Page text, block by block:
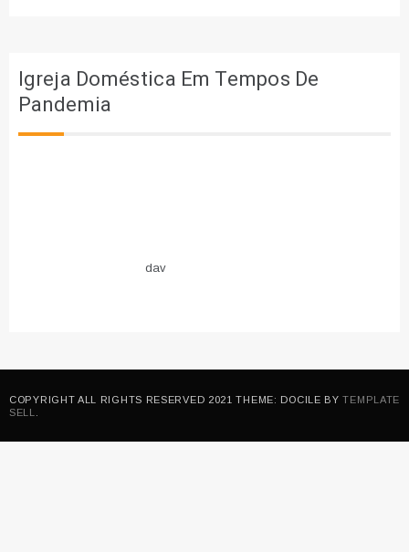
Igreja Doméstica Em Tempos De
Pandemia
dav
COPYRIGHT ALL RIGHTS RESERVED 2021 THEME: DOCILE BYTEMPLATE
SELL